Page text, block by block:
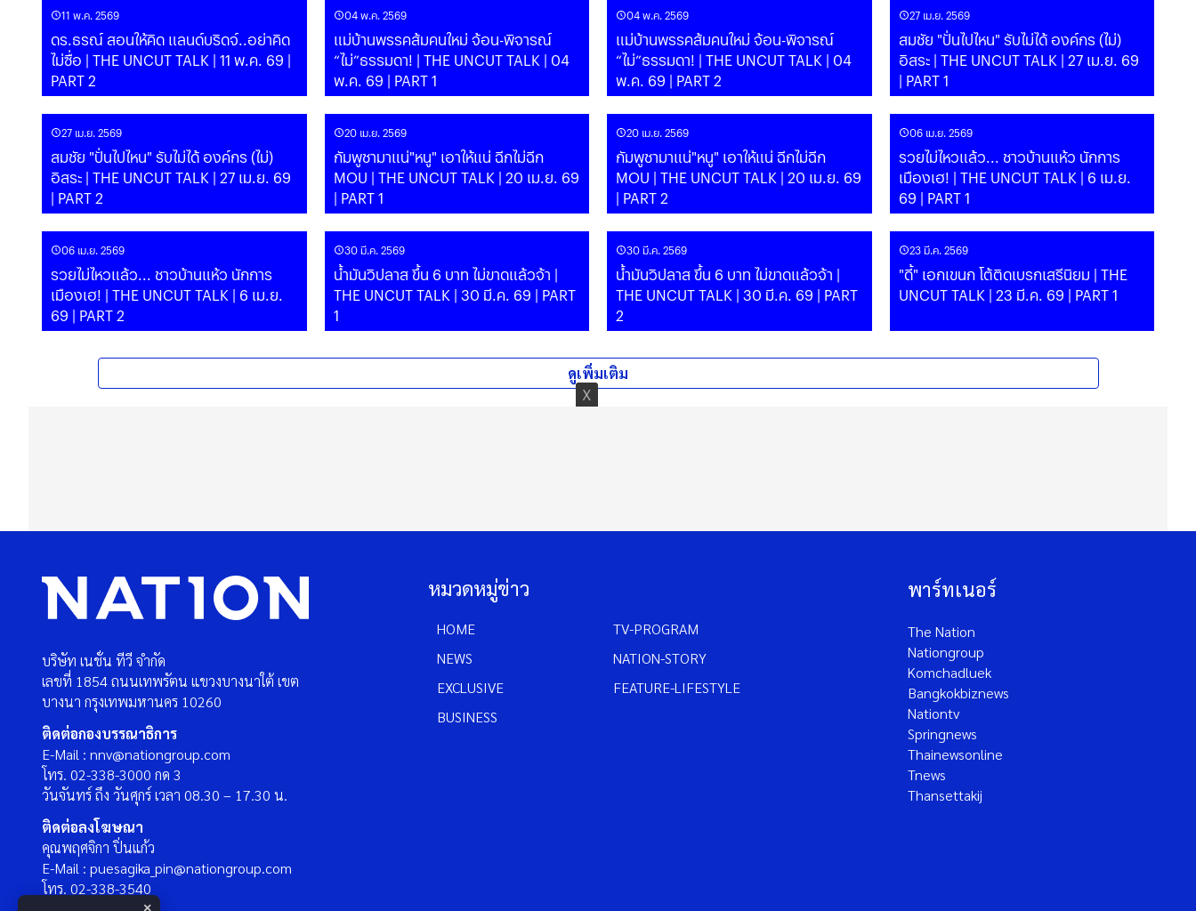
11 พ.ค. 2569
ดร.ธรณ์ สอนให้คิด แลนด์บริดจ์..อย่าคิด
ไม่ซื่อ | THE UNCUT TALK | 11 พ.ค. 69 |
PART 2
04 พ.ค. 2569
แม่บ้านพรรคส้มคนใหม่ จ้อน-พิจารณ์
“ไม่”ธรรมดา! | THE UNCUT TALK | 04
พ.ค. 69 | PART 1
04 พ.ค. 2569
แม่บ้านพรรคส้มคนใหม่ จ้อน-พิจารณ์
“ไม่”ธรรมดา! | THE UNCUT TALK | 04
พ.ค. 69 | PART 2
27 เม.ย. 2569
สมชัย "ปั่นไปไหน" รับไม่ได้ องค์กร (ไม่)
อิสระ | THE UNCUT TALK | 27 เม.ย. 69
| PART 1
27 เม.ย. 2569
สมชัย "ปั่นไปไหน" รับไม่ได้ องค์กร (ไม่)
อิสระ | THE UNCUT TALK | 27 เม.ย. 69
| PART 2
20 เม.ย. 2569
กัมพูชามาแน่"หนู" เอาให้แน่ ฉีกไม่ฉีก
MOU | THE UNCUT TALK | 20 เม.ย. 69
| PART 1
20 เม.ย. 2569
กัมพูชามาแน่"หนู" เอาให้แน่ ฉีกไม่ฉีก
MOU | THE UNCUT TALK | 20 เม.ย. 69
| PART 2
06 เม.ย. 2569
รวยไม่ไหวแล้ว... ชาวบ้านแห้ว นักการ
เมืองเฮ! | THE UNCUT TALK | 6 เม.ย.
69 | PART 1
06 เม.ย. 2569
รวยไม่ไหวแล้ว... ชาวบ้านแห้ว นักการ
เมืองเฮ! | THE UNCUT TALK | 6 เม.ย.
69 | PART 2
30 มี.ค. 2569
น้ำมันวิปลาส ขึ้น 6 บาท ไม่ขาดแล้วจ้า |
THE UNCUT TALK | 30 มี.ค. 69 | PART
1
30 มี.ค. 2569
น้ำมันวิปลาส ขึ้น 6 บาท ไม่ขาดแล้วจ้า |
THE UNCUT TALK | 30 มี.ค. 69 | PART
2
23 มี.ค. 2569
"ดี้" เอกเขนก โต้ติดเบรกเสรีนิยม | THE
UNCUT TALK | 23 มี.ค. 69 | PART 1
ดูเพิ่มเติม
บริษัท เนชั่น ทีวี จำกัด
เลขที่ 1854 ถนนเทพรัตน แขวงบางนาใต้ เขต
บางนา กรุงเทพมหานคร 10260
ติดต่อกองบรรณาธิการ
E-Mail : nnv@nationgroup.com
โทร. 02-338-3000 กด 3
วันจันทร์ ถึง วันศุกร์ เวลา 08.30 – 17.30 น.
ติดต่อลงโฆษณา
คุณพฤศจิกา ปิ่นแก้ว
E-Mail : puesagika_pin@nationgroup.com
โทร. 02-338-3540
หมวดหมู่ข่าว
HOME
NEWS
EXCLUSIVE
BUSINESS
TV-PROGRAM
NATION-STORY
FEATURE-LIFESTYLE
พาร์ทเนอร์
The Nation
Nationgroup
Komchadluek
Bangkokbiznews
Nationtv
Springnews
Thainewsonline
Tnews
Thansettakij
×